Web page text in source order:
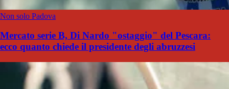
Non solo Padova
Mercato serie B, Di Nardo "ostaggio" del Pescara:
ecco quanto chiede il presidente degli abruzzesi